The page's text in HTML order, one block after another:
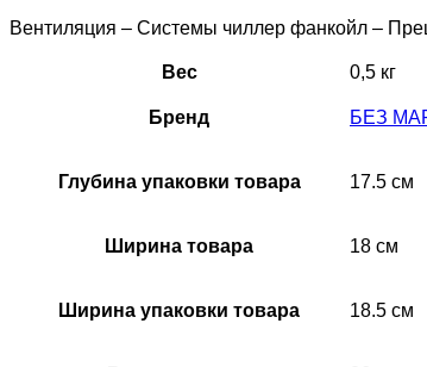
Вентиляция – Системы чиллер фанкойл –
Вес 0,5 кг
Бренд БЕЗ
Глубина упаковки товара 17.5 см
Ширина товара 18 см
Ширина упаковки товара 18.5 см